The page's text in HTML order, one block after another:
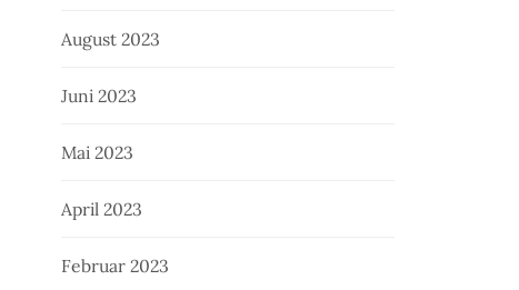
August 2023
Juni 2023
Mai 2023
April 2023
Februar 2023